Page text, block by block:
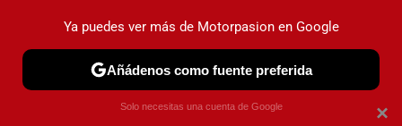
PRUEBAS COCHES ELÉCTRICOS OBSERVATORIO
×
Ya puedes ver más de Motorpasion en Google
Añádenos como fuente preferida
Solo necesitas una cuenta de Google